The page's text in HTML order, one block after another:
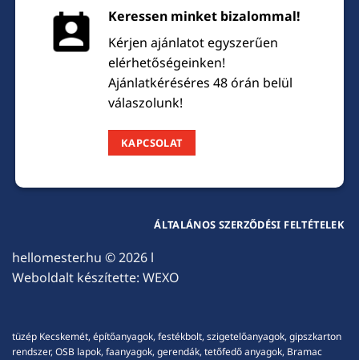
Keressen minket bizalommal!
Kérjen ajánlatot egyszerűen
elérhetőségeinken!
Ajánlatkéréséres 48 órán belül
válaszolunk!
KAPCSOLAT
hellomester.hu © 2026 l
Weboldalt készítette: WEXO
ÁLTALÁNOS SZERZŐDÉSI FELTÉTELEK
tüzép Kecskemét, építőanyagok, festékbolt, szigetelőanyagok, gipszkarton
rendszer, OSB lapok, faanyagok, gerendák, tetőfedő anyagok, Bramac